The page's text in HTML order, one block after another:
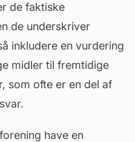
de faktiske
de underskriver
inkludere en vurdering
midler til fremtidige
som ofte er en del af
have en